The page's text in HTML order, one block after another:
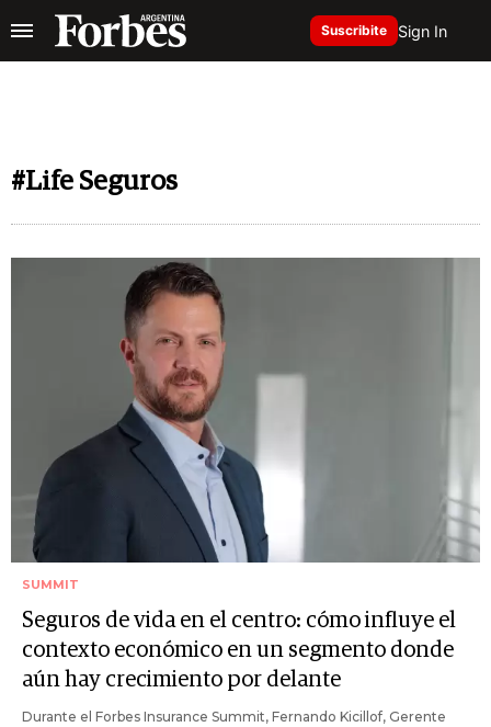
Suscribite Sign In
#Life Seguros
SUMMIT
Seguros de vida en el centro: cómo influye el
contexto económico en un segmento donde
aún hay crecimiento por delante
Durante el Forbes Insurance Summit, Fernando Kicillof, Gerente